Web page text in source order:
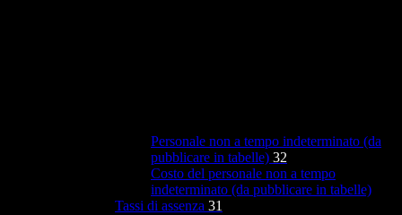
Personale non a tempo indeterminato (da
pubblicare in tabelle) 32
Costo del personale non a tempo
indeterminato (da pubblicare in tabelle)
Tassi di assenza 31